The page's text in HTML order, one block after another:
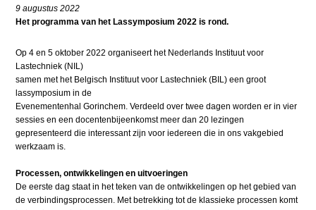
9 augustus 2022
Het programma van het Lassymposium 2022 is rond.
Op 4 en 5 oktober 2022 organiseert het Nederlands Instituut voor
Lastechniek (NIL)
samen met het Belgisch Instituut voor Lastechniek (BIL) een groot
lassymposium in de
Evenementenhal Gorinchem. Verdeeld over twee dagen worden er in vier
sessies en een docentenbijeenkomst meer dan 20 lezingen
gepresenteerd die interessant zijn voor iedereen die in ons vakgebied
werkzaam is.
Processen, ontwikkelingen en uitvoeringen
De eerste dag staat in het teken van de ontwikkelingen op het gebied van
de verbindingsprocessen. Met betrekking tot de klassieke processen komt